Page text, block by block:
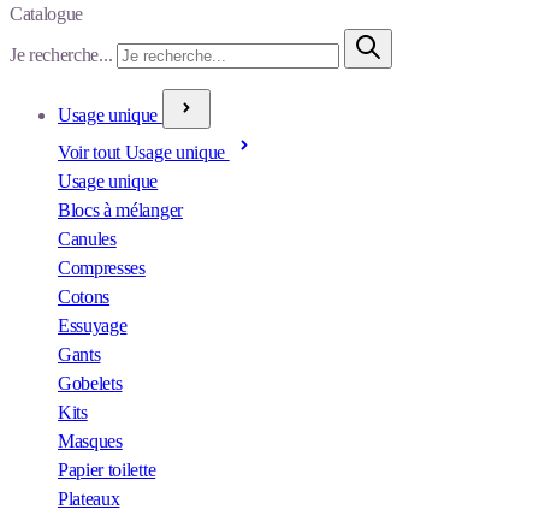
Catalogue
Je recherche...
Usage unique
Voir tout Usage unique
Usage unique
Blocs à mélanger
Canules
Compresses
Cotons
Essuyage
Gants
Gobelets
Kits
Masques
Papier toilette
Plateaux